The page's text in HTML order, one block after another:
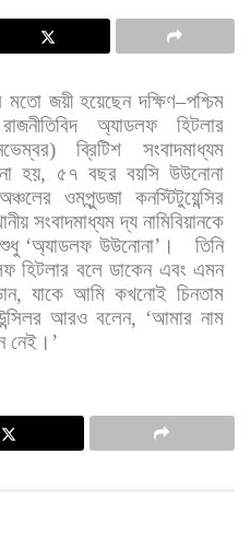
মতো জয়ী হয়েছেন দক্ষিণ–পশ্চিম
রাজনীতিবিদ অ্যাডলফ
হিটলার
)ব্রিটিশ
সংবাদমাধ্যম
হয়, ৫৭ বছর বয়সি উউনোনা
অঞ্চলের ওমপুন্ডজা কনস্টিটুয়েন্সির
সংবাদমাধ্যম দ্য নামিবিয়ানকে
শুধু‘অ্যাডলফ উউনোনা’ ।
তিনি
হিটলার বলে ডাকেন এবং এমন
, যাকে আমি কখনোই চিনতাম
আরও বলেন, ‘আমার নাম
নেই। ’